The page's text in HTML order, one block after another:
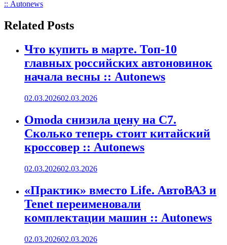
записям
:: Autonews
Related Posts
Что купить в марте. Топ-10
главных российских автоновинок
начала весны :: Autonews
02.03.202602.03.2026
Omoda снизила цену на C7.
Сколько теперь стоит китайский
кроссовер :: Autonews
02.03.202602.03.2026
«Практик» вместо Life. АвтоВАЗ и
Tenet переименовали
комплектации машин :: Autonews
02.03.202602.03.2026